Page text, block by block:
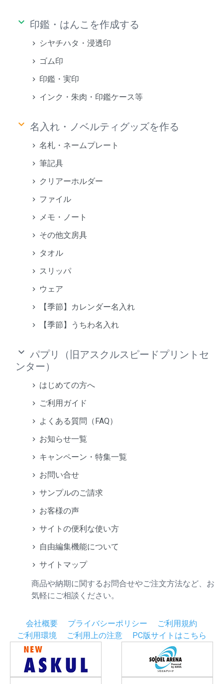
keyboard_arrow_down 印鑑・はんこを作成する
シヤチハタ・浸透印
ゴム印
印鑑・実印
インク・朱肉・印鑑ケース等
keyboard_arrow_down 名入れ・ノベルティグッズを作る
名札・ネームプレート
筆記具
クリアーホルダー
ファイル
メモ・ノート
その他文房具
タオル
スリッパ
ウェア
【季節】カレンダー名入れ
【季節】うちわ名入れ
keyboard_arrow_down パプリ（旧アスクルスピードプリントセ
ンター）
はじめての方へ
ご利用ガイド
よくある質問（FAQ）
お知らせ一覧
キャンペーン・特集一覧
お問い合せ
サンプルのご請求
お客様の声
サイトの便利な使い方
自由編集機能について
サイトマップ
商品や納期に関するお問合せやご注文方法など、お
気軽にご相談ください。
会社概要 プライバシーポリシー
ご利用規約
ご利用環境
ご利用上の注意 PC版サイトはこちら